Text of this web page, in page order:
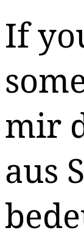
If
mir
aus